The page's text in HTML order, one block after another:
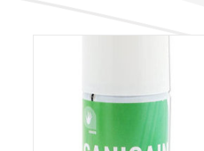
Met een lekkere geur, verzorgt de
handen, plakt niet, droogt snel en
geeft de handen een zacht